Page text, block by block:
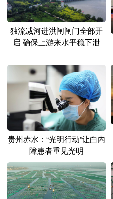
独流减河进洪闸闸门全部开
启 确保上游来水平稳下泄
贵州赤水：“光明行动”让白内
障患者重见光明